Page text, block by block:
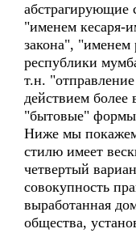
абстрагирующие
"именем кесаря-
закона",
республики
т.н.
действием более
"бытовые" формы
Ниже мы
стилю имеет
четвертый
совокупность
выработанная
общества,